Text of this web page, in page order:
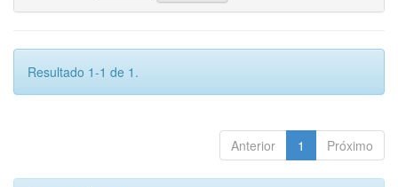
Resultado 1-1 de 1.
Anterior 1 Próximo